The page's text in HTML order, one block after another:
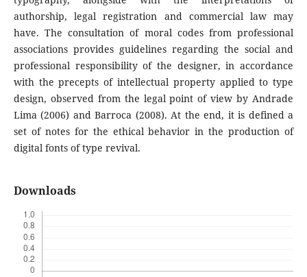
authorship, legal registration and commercial law may
have. The consultation of moral codes from professional
associations provides guidelines regarding the social and
professional responsibility of the designer, in accordance
with the precepts of intellectual property applied to type
design, observed from the legal point of view by Andrade
Lima (2006) and Barroca (2008). At the end, it is defined a
set of notes for the ethical behavior in the production of
digital fonts of type revival.
Downloads